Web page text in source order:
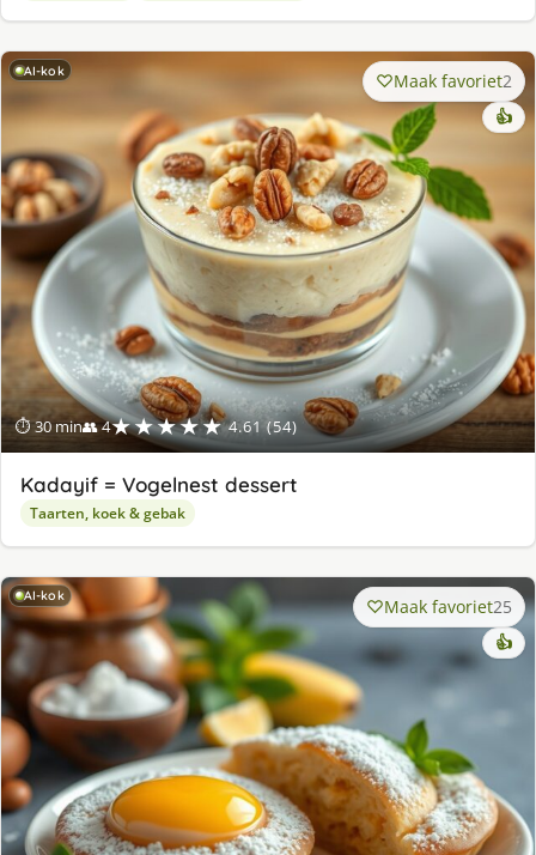
AI-kok
⏱ 30 min👥 4★★★★★ 4.61 (54)
Maak favoriet2
👍
Kadayif = Vogelnest dessert
Taarten, koek & gebak
AI-kok Maak favoriet25
👍